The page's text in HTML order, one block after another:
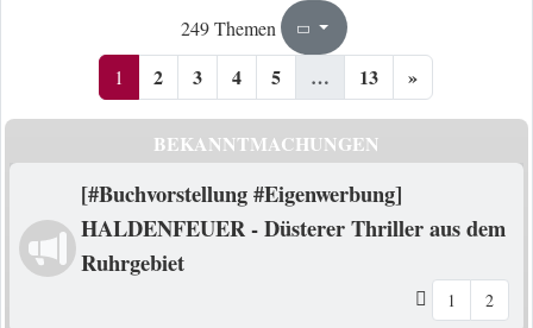
249 Themen Seite1
1 2 3 4 5 … 13 »
BEKANNTMACHUNGEN
[#Buchvorstellung #Eigenwerbung]
HALDENFEUER - Düsterer Thriller aus dem
Ruhrgebiet
1 2